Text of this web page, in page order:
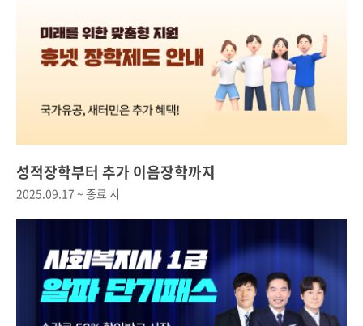
성적장학부터 추가 이음장학까지
2025.09.17 ~ 종료 시